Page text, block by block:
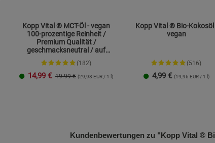
Kopp Vital ® MCT-Öl - vegan
100-prozentige Reinheit /
Premium Qualität /
geschmacksneutral / auf
Kokosölbasis
(182)
14,99 € 19.99 € (29,98 EUR / 1 l)
Kopp Vital ® Bio-Kokosöl -
vegan
(516)
4,99 € (19,96 EUR / 1 l)
Kundenbewertungen zu "Kopp Vital ®